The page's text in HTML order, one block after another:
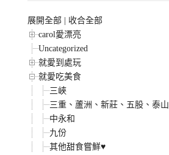
展開全部 | 收合全部
carol愛漂亮
Uncategorized
就愛到處玩
就愛吃美食
三峽
三重、蘆洲、新莊、五股、泰山
中永和
九份
其他甜食嘗鮮♥